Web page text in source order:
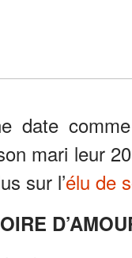
date
mari leur
sur l’élu de